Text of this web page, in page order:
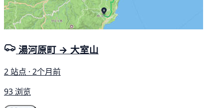
湯河原町 → 大室山
2 站点 · 2个月前
93 浏览